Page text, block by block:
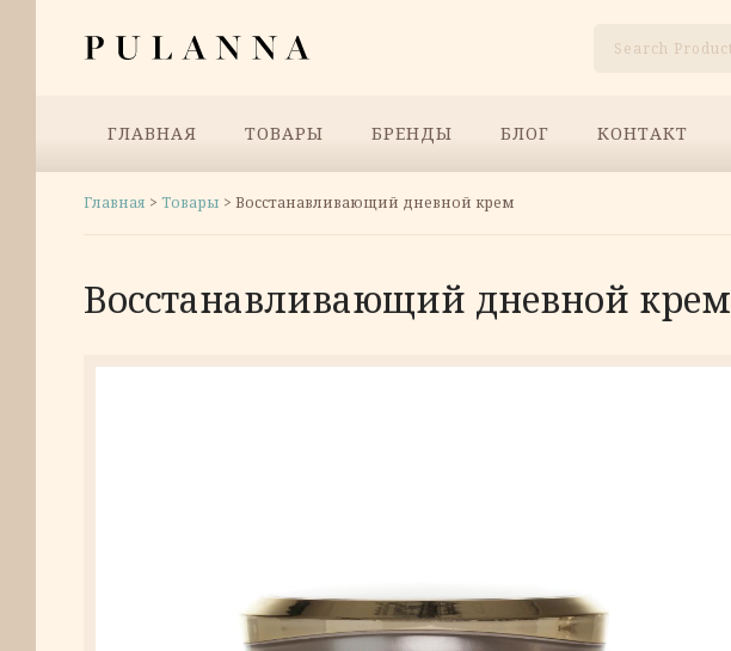
содержимому
ГЛАВНАЯ ТОВАРЫ БРЕНДЫ БЛОГ КОНТАКТ
Главная > Товары > Восстанавливающий дневной крем
Восстанавливающий дневной крем